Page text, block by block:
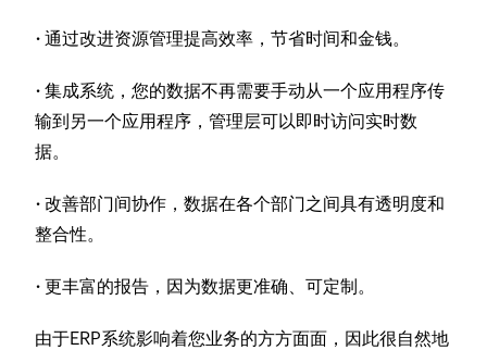
·通过改进资源管理提高效率，节省时间和金钱。
· 集成系统，您的数据不再需要手动从一个应用程序传
输到另一个应用程序，管理层可以即时访问实时数
据。
·改善部门间协作，数据在各个部门之间具有透明度和
整合性。
· 更丰富的报告，因为数据更准确、可定制。
由于ERP系统影响着您业务的方方面面，因此很自然地